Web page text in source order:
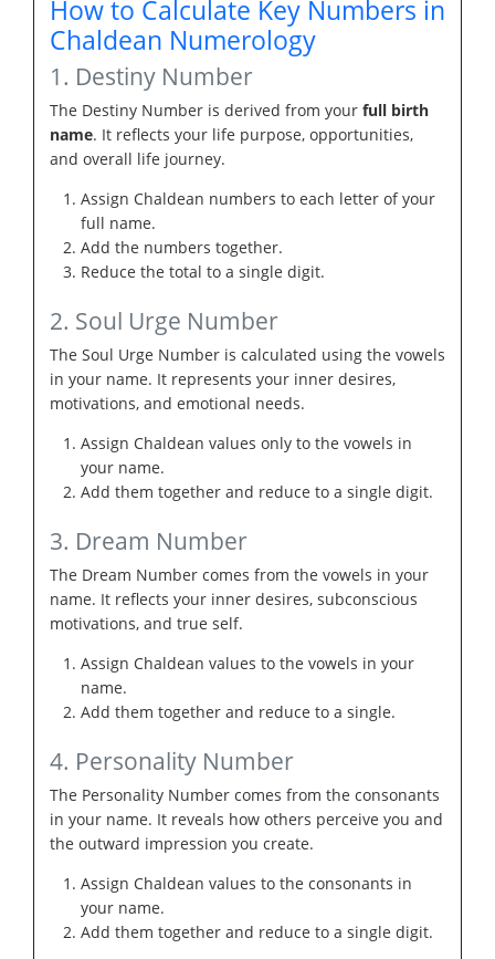
How to Calculate Key Numbers in
Chaldean Numerology
1. Destiny Number
The Destiny Number is derived from your full birth
name. It reflects your life purpose, opportunities,
and overall life journey.
Assign Chaldean numbers to each letter of your
full name.
Add the numbers together.
Reduce the total to a single digit.
2. Soul Urge Number
The Soul Urge Number is calculated using the vowels
in your name. It represents your inner desires,
motivations, and emotional needs.
Assign Chaldean values only to the vowels in
your name.
Add them together and reduce to a single digit.
3. Dream Number
The Dream Number comes from the vowels in your
name. It reflects your inner desires, subconscious
motivations, and true self.
Assign Chaldean values to the vowels in your
name.
Add them together and reduce to a single.
4. Personality Number
The Personality Number comes from the consonants
in your name. It reveals how others perceive you and
the outward impression you create.
Assign Chaldean values to the consonants in
your name.
Add them together and reduce to a single digit.